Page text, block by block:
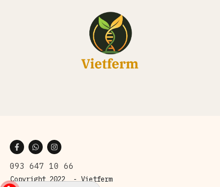
093 647 10 66
Copyright 2022 -Vietferm